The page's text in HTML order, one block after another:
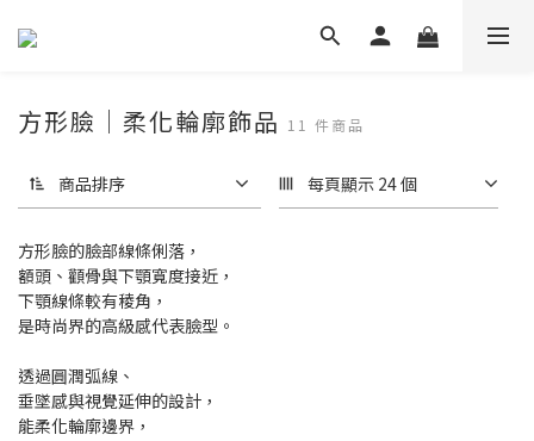
方形臉｜柔化輪廓飾品 11 件商品
商品排序 每頁顯示 24 個
方形臉的臉部線條俐落，
額頭、顴骨與下顎寬度接近，
下顎線條較有稜角，
是時尚界的高級感代表臉型。
透過圓潤弧線、
垂墜感與視覺延伸的設計，
能柔化輪廓邊界，